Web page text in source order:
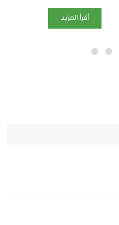
أقرأ المزيد